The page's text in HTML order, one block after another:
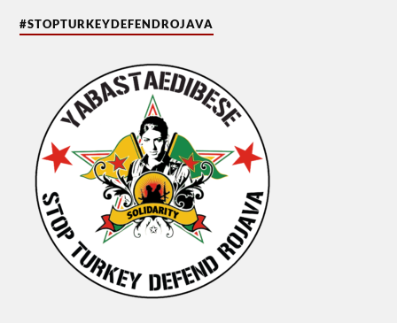
#STOPTURKEYDEFENDROJAVA